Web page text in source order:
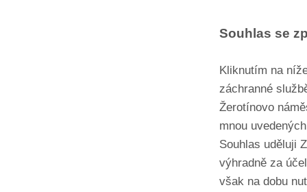
Souhlas se
Kliknutím na
záchranné
Žerotínovo
mnou
Souhlas uděluji
výhradně za
však na dobu